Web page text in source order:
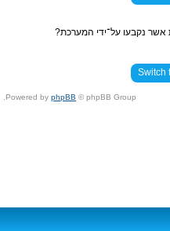
נקבעו על־ידי המערכת?
Switch
Powered by phpBB © phpBB Group.